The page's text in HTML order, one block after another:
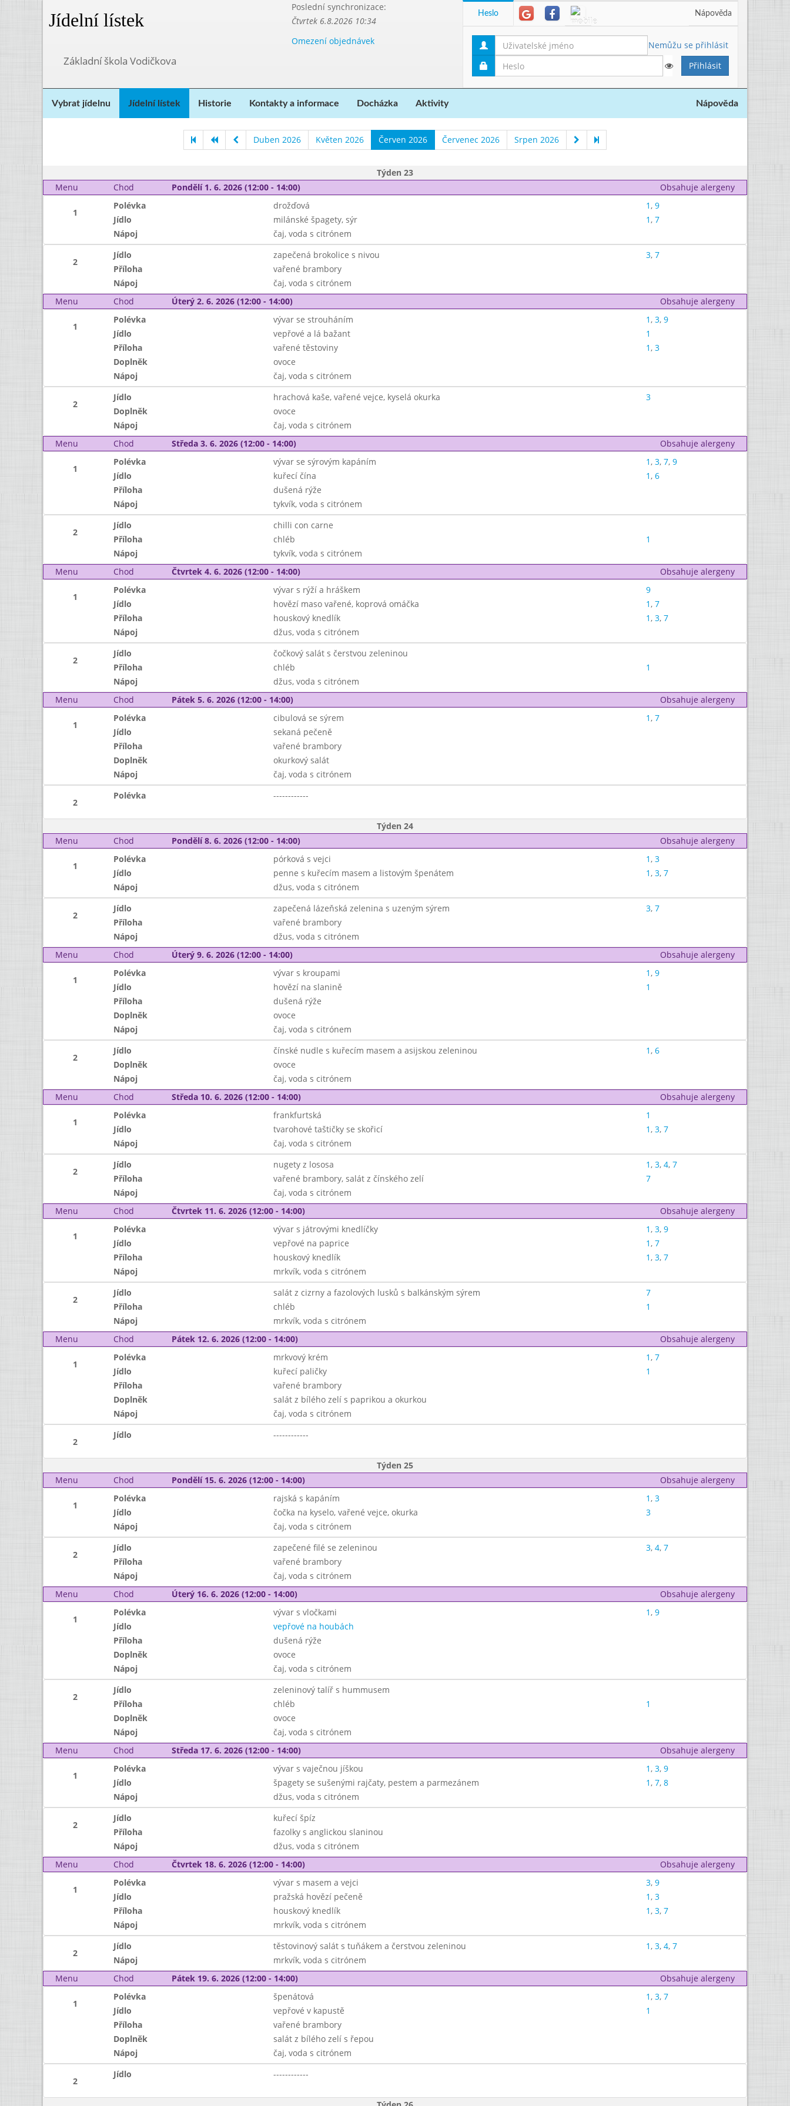
Jídelní lístek
Poslední synchronizace:
Čtvrtek 6.8.2026 10:34
Omezení objednávek
Základní škola Vodičkova
Heslo Nápověda
Nemůžu se přihlásit
Vybrat jídelnu Jídelní lístek Historie Kontakty a informace Docházka Aktivity Nápověda
Duben 2026 Květen 2026 Červen 2026 Červenec 2026 Srpen 2026
Týden 23
Menu
Chod Pondělí 1. 6. 2026 (12:00 - 14:00) Obsahuje alergeny
1
Polévka drožďová 1, 9
Jídlo
milánské špagety, sýr 1, 7
Nápoj
čaj, voda s citrónem
2
Jídlo zapečená brokolice s nivou 3, 7
Příloha
vařené brambory
Nápoj
čaj, voda s citrónem
Menu
Chod Úterý 2. 6. 2026 (12:00 - 14:00) Obsahuje alergeny
1
Polévka vývar se strouháním 1, 3, 9
Jídlo
vepřové a lá bažant
1
Příloha
vařené těstoviny 1, 3
Doplněk
ovoce
Nápoj
čaj, voda s citrónem
2
Jídlo hrachová kaše, vařené vejce, kyselá okurka
3
Doplněk
ovoce
Nápoj
čaj, voda s citrónem
Menu
Chod Středa 3. 6. 2026 (12:00 - 14:00) Obsahuje alergeny
1
Polévka vývar se sýrovým kapáním 1, 3, 7, 9
Jídlo
kuřecí čína 1, 6
Příloha
dušená rýže
Nápoj
tykvík, voda s citrónem
2
Jídlo
chilli con carne
Příloha
chléb
1
Nápoj
tykvík, voda s citrónem
Menu
Chod Čtvrtek 4. 6. 2026 (12:00 - 14:00) Obsahuje alergeny
1
Polévka vývar s rýží a hráškem
9
Jídlo
hovězí maso vařené, koprová omáčka 1, 7
Příloha
houskový knedlík 1, 3, 7
Nápoj
džus, voda s citrónem
2
Jídlo
čočkový salát s čerstvou zeleninou
Příloha
chléb
1
Nápoj
džus, voda s citrónem
Menu
Chod Pátek 5. 6. 2026 (12:00 - 14:00) Obsahuje alergeny
1
Polévka cibulová se sýrem 1, 7
Jídlo
sekaná pečeně
Příloha
vařené brambory
Doplněk
okurkový salát
Nápoj
čaj, voda s citrónem
2
Polévka ------------
Týden 24
Menu
Chod Pondělí 8. 6. 2026 (12:00 - 14:00) Obsahuje alergeny
1
Polévka pórková s vejci 1, 3
Jídlo
penne s kuřecím masem a listovým špenátem 1, 3, 7
Nápoj
džus, voda s citrónem
2
Jídlo zapečená lázeňská zelenina s uzeným sýrem 3, 7
Příloha
vařené brambory
Nápoj
džus, voda s citrónem
Menu
Chod Úterý 9. 6. 2026 (12:00 - 14:00) Obsahuje alergeny
1
Polévka vývar s kroupami 1, 9
Jídlo
hovězí na slanině
1
Příloha
dušená rýže
Doplněk
ovoce
Nápoj
čaj, voda s citrónem
2
Jídlo čínské nudle s kuřecím masem a asijskou zeleninou 1, 6
Doplněk
ovoce
Nápoj
čaj, voda s citrónem
Menu
Chod Středa 10. 6. 2026 (12:00 - 14:00) Obsahuje alergeny
1
Polévka frankfurtská
1
Jídlo
tvarohové taštičky se skořicí 1, 3, 7
Nápoj
čaj, voda s citrónem
2
Jídlo nugety z lososa 1, 3, 4, 7
Příloha
vařené brambory, salát z čínského zelí
7
Nápoj
čaj, voda s citrónem
Menu
Chod Čtvrtek 11. 6. 2026 (12:00 - 14:00) Obsahuje alergeny
1
Polévka vývar s játrovými knedlíčky 1, 3, 9
Jídlo
vepřové na paprice 1, 7
Příloha
houskový knedlík 1, 3, 7
Nápoj
mrkvík, voda s citrónem
2
Jídlo salát z cizrny a fazolových lusků s balkánským sýrem
7
Příloha
chléb
1
Nápoj
mrkvík, voda s citrónem
Menu
Chod Pátek 12. 6. 2026 (12:00 - 14:00) Obsahuje alergeny
1
Polévka mrkvový krém 1, 7
Jídlo
kuřecí paličky
1
Příloha
vařené brambory
Doplněk
salát z bílého zelí s paprikou a okurkou
Nápoj
čaj, voda s citrónem
2
Jídlo ------------
Týden 25
Menu
Chod Pondělí 15. 6. 2026 (12:00 - 14:00) Obsahuje alergeny
1
Polévka rajská s kapáním 1, 3
Jídlo
čočka na kyselo, vařené vejce, okurka
3
Nápoj
čaj, voda s citrónem
2
Jídlo zapečené filé se zeleninou 3, 4, 7
Příloha
vařené brambory
Nápoj
čaj, voda s citrónem
Menu
Chod Úterý 16. 6. 2026 (12:00 - 14:00) Obsahuje alergeny
1
Polévka vývar s vločkami 1, 9
Jídlo
vepřové na houbách
Příloha
dušená rýže
Doplněk
ovoce
Nápoj
čaj, voda s citrónem
2
Jídlo
zeleninový talíř s hummusem
Příloha
chléb
1
Doplněk
ovoce
Nápoj
čaj, voda s citrónem
Menu
Chod Středa 17. 6. 2026 (12:00 - 14:00) Obsahuje alergeny
1
Polévka vývar s vaječnou jíškou 1, 3, 9
Jídlo
špagety se sušenými rajčaty, pestem a parmezánem 1, 7, 8
Nápoj
džus, voda s citrónem
2
Jídlo
kuřecí špíz
Příloha
fazolky s anglickou slaninou
Nápoj
džus, voda s citrónem
Menu
Chod Čtvrtek 18. 6. 2026 (12:00 - 14:00) Obsahuje alergeny
1
Polévka vývar s masem a vejci 3, 9
Jídlo
pražská hovězí pečeně 1, 3
Příloha
houskový knedlík 1, 3, 7
Nápoj
mrkvík, voda s citrónem
2
Jídlo těstovinový salát s tuňákem a čerstvou zeleninou 1, 3, 4, 7
Nápoj
mrkvík, voda s citrónem
Menu
Chod Pátek 19. 6. 2026 (12:00 - 14:00) Obsahuje alergeny
1
Polévka špenátová 1, 3, 7
Jídlo
vepřové v kapustě
1
Příloha
vařené brambory
Doplněk
salát z bílého zelí s řepou
Nápoj
čaj, voda s citrónem
2
Jídlo ------------